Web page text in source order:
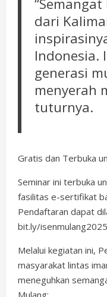
dari
Indonesia.
generasi
menyerah
tuturnya.
Gratis dan Terbuka
Seminar ini terbuka
fasilitas e-sertifikat
Pendaftaran dapat
bit.ly/
Melalui kegiatan ini,
masyarakat lintas
meneguhkan